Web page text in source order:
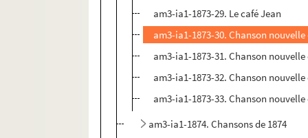
am3-ia1-1873-29. Le café Jean
am3-ia1-1873-30. Chanson
am3-ia1-1873-31. Chanson
am3-ia1-1873-32. Chanson
am3-ia1-1873-33. Chanson
am3-ia1-1874. Chansons de 1874